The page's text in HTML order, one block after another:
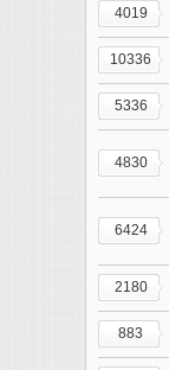
4019
10336
5336
4830
6424
2180
883